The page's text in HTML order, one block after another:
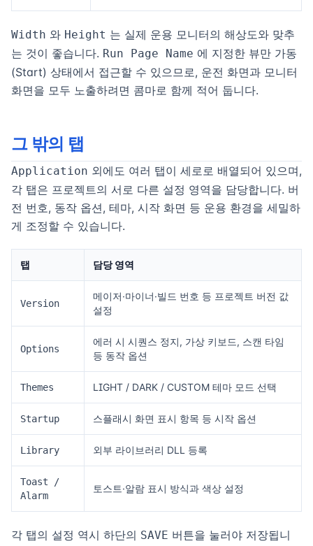
Width 와 Height 는 실제 운용 모니터의 해상도와 맞추
는 것이 좋습니다. Run Page Name 에 지정한 뷰만 가동
(Start) 상태에서 접근할 수 있으므로, 운전 화면과 모니터
화면을 모두 노출하려면 콤마로 함께 적어 둡니다.
그 밖의 탭
Application 외에도 여러 탭이 세로로 배열되어 있으며,
각 탭은 프로젝트의 서로 다른 설정 영역을 담당합니다. 버
전 번호, 동작 옵션, 테마, 시작 화면 등 운용 환경을 세밀하
게 조정할 수 있습니다.
탭 담당 영역
Version
메이저·마이너·빌드 번호 등 프로젝트 버전 값
설정
Options
에러 시 시퀀스 정지, 가상 키보드, 스캔 타임
등 동작 옵션
Themes LIGHT / DARK / CUSTOM 테마 모드 선택
Startup 스플래시 화면 표시 항목 등 시작 옵션
Library 외부 라이브러리 DLL 등록
Toast /
Alarm
토스트·알람 표시 방식과 색상 설정
각 탭의 설정 역시 하단의 SAVE 버튼을 눌러야 저장됩니